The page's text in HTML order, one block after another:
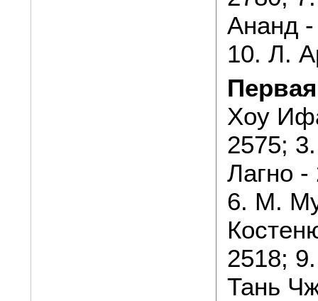
Ананд
10. Л.
Хоу
2575;
Лагно -
6. М.
2518;
Тань